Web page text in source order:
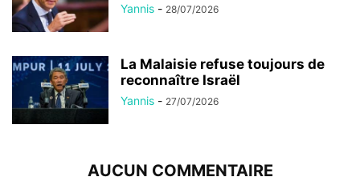
Yannis - 28/07/2026
La Malaisie refuse toujours de
reconnaître Israël
Yannis - 27/07/2026
AUCUN COMMENTAIRE